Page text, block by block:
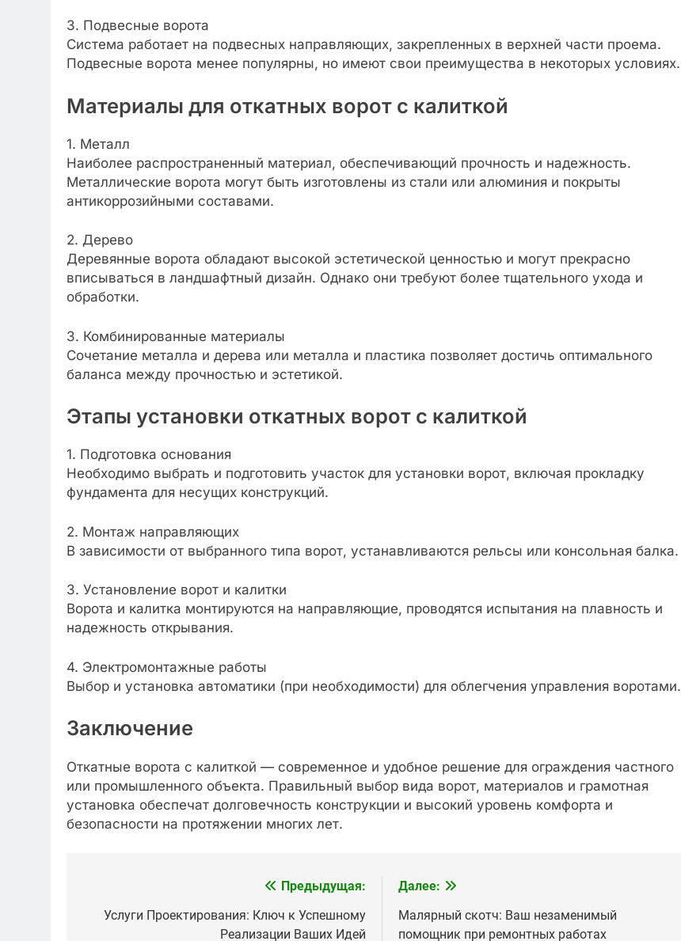
3. Подвесные ворота
Система работает на подвесных направляющих, закрепленных в верхней части проема.
Подвесные ворота менее популярны, но имеют свои преимущества в некоторых условиях.
Материалы для откатных ворот с калиткой
1. Металл
Наиболее распространенный материал, обеспечивающий прочность и надежность.
Металлические ворота могут быть изготовлены из стали или алюминия и покрыты
антикоррозийными составами.
2. Дерево
Деревянные ворота обладают высокой эстетической ценностью и могут прекрасно
вписываться в ландшафтный дизайн. Однако они требуют более тщательного ухода и
обработки.
3. Комбинированные материалы
Сочетание металла и дерева или металла и пластика позволяет достичь оптимального
баланса между прочностью и эстетикой.
Этапы установки откатных ворот с калиткой
1. Подготовка основания
Необходимо выбрать и подготовить участок для установки ворот, включая прокладку
фундамента для несущих конструкций.
2. Монтаж направляющих
В зависимости от выбранного типа ворот, устанавливаются рельсы или консольная балка.
3. Установление ворот и калитки
Ворота и калитка монтируются на направляющие, проводятся испытания на плавность и
надежность открывания.
4. Электромонтажные работы
Выбор и установка автоматики (при необходимости) для облегчения управления воротами.
Заключение
Откатные ворота с калиткой — современное и удобное решение для ограждения частного
или промышленного объекта. Правильный выбор вида ворот, материалов и грамотная
установка обеспечат долговечность конструкции и высокий уровень комфорта и
безопасности на протяжении многих лет.
Предыдущая:
Услуги Проектирования: Ключ к Успешному
Реализации Ваших Идей
Далее:
Малярный скотч: Ваш незаменимый
помощник при ремонтных работах